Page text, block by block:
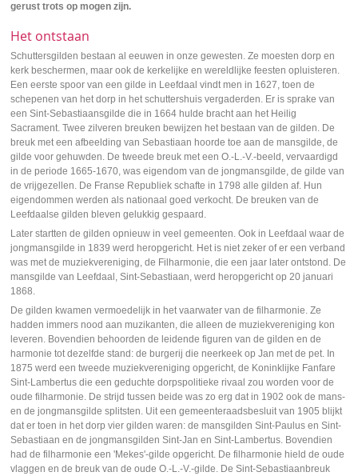
gerust trots op mogen zijn.
Het ontstaan
Schuttersgilden bestaan al eeuwen in onze gewesten. Ze moesten dorp en
kerk beschermen, maar ook de kerkelijke en wereldlijke feesten opluisteren.
Een eerste spoor van een gilde in Leefdaal vindt men in 1627, toen de
schepenen van het dorp in het schuttershuis vergaderden. Er is sprake van
een Sint-Sebastiaansgilde die in 1664 hulde bracht aan het Heilig
Sacrament. Twee zilveren breuken bewijzen het bestaan van de gilden. De
breuk met een afbeelding van Sebastiaan hoorde toe aan de mansgilde, de
gilde voor gehuwden. De tweede breuk met een O.-L.-V.-beeld, vervaardigd
in de periode 1665-1670, was eigendom van de jongmansgilde, de gilde van
de vrijgezellen. De Franse Republiek schafte in 1798 alle gilden af. Hun
eigendommen werden als nationaal goed verkocht. De breuken van de
Leefdaalse gilden bleven gelukkig gespaard.
Later startten de gilden opnieuw in veel gemeenten. Ook in Leefdaal waar de
jongmansgilde in 1839 werd heropgericht. Het is niet zeker of er een verband
was met de muziekvereniging, de Filharmonie, die een jaar later ontstond. De
mansgilde van Leefdaal, Sint-Sebastiaan, werd heropgericht op 20 januari
1868.
De gilden kwamen vermoedelijk in het vaarwater van de filharmonie. Ze
hadden immers nood aan muzikanten, die alleen de muziekvereniging kon
leveren. Bovendien behoorden de leidende figuren van de gilden en de
harmonie tot dezelfde stand: de burgerij die neerkeek op Jan met de pet. In
1875 werd een tweede muziekvereniging opgericht, de Koninklijke Fanfare
Sint-Lambertus die een geduchte dorpspolitieke rivaal zou worden voor de
oude filharmonie. De strijd tussen beide was zo erg dat in 1902 ook de mans-
en de jongmansgilde splitsten. Uit een gemeenteraadsbesluit van 1905 blijkt
dat er toen in het dorp vier gilden waren: de mansgilden Sint-Paulus en Sint-
Sebastiaan en de jongmansgilden Sint-Jan en Sint-Lambertus. Bovendien
had de filharmonie een 'Mekes'-gilde opgericht. De filharmonie hield de oude
vlaggen en de breuk van de oude O.-L.-V.-gilde. De Sint-Sebastiaanbreuk